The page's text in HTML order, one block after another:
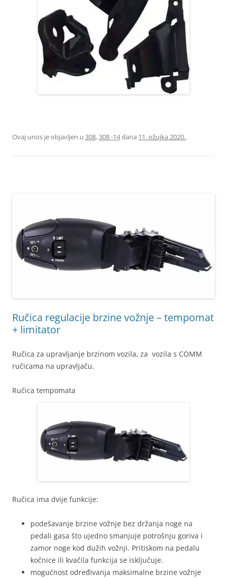
Ovaj unos je objavljen u 308,308 -14dana 11. ožujka 2020..
Ručica regulacije brzine vožnje – tempomat
+ limitator
Ručica za upravljanje brzinom vozila, za vozila s COMM
ručicama na upravljaču.
Ručica tempomata
Ručica ima dvije funkcije:
podešavanje brzine vožnje bez držanja noge na
pedali gasa što ujedno smanjuje potrošnju goriva i
zamor noge kod dužih vožnji. Pritiskom na pedalu
kočnice ili kvačila funkcija se isključuje.
mogućnost određivanja maksimalne brzine vožnje